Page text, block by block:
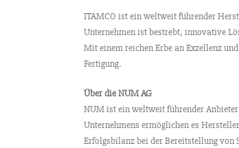
ITAMCO ist ein weltweit führender
Unternehmen ist bestrebt, innovative
Mit einem reichen Erbe an Exzellenz
Fertigung.
Über die NUM AG
NUM ist ein weltweit führender
Unternehmens ermöglichen es
Erfolgsbilanz bei der Bereitstellung von